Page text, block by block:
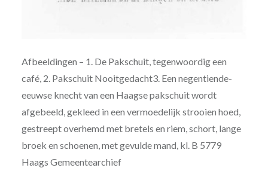
Afbeeldingen – 1. De Pakschuit, tegenwoordig een
café, 2. Pakschuit Nooitgedacht3. Een negentiende-
eeuwse knecht van een Haagse pakschuit wordt
afgebeeld, gekleed in een vermoedelijk strooien hoed,
gestreept overhemd met bretels en riem, schort, lange
broek en schoenen, met gevulde mand, kl. B 5779
Haags Gemeentearchief